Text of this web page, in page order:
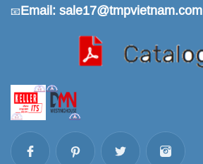
📧Email: sale17@tmpvietnam.com
Facebook